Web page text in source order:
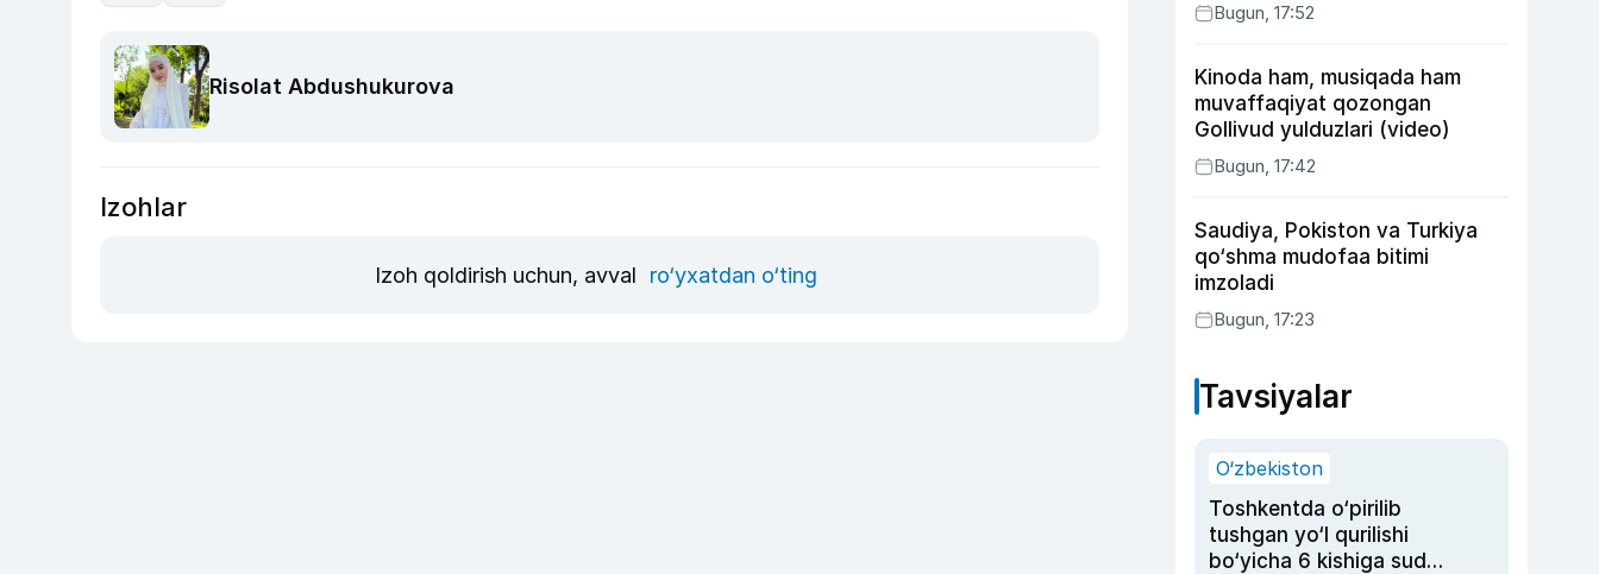
Risolat Abdushukurova
Izohlar
Izoh qoldirish uchun, avval ro‘yxatdan o‘ting
Bugun, 17:52
Kinoda ham, musiqada ham
muvaffaqiyat qozongan
Gollivud yulduzlari (video)
Bugun, 17:42
Saudiya, Pokiston va Turkiya
qo‘shma mudofaa bitimi
imzoladi
Bugun, 17:23
Tavsiyalar
O‘zbekiston
Toshkentda o‘pirilib
tushgan yo‘l qurilishi
bo‘yicha 6 kishiga sud